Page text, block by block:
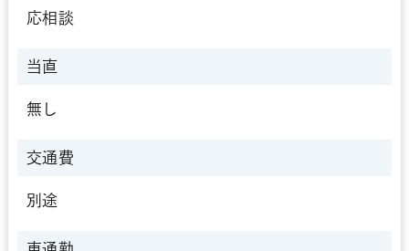
応相談
当直
無し
交通費
別途